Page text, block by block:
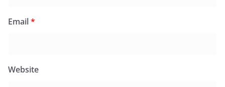
Email*
Website